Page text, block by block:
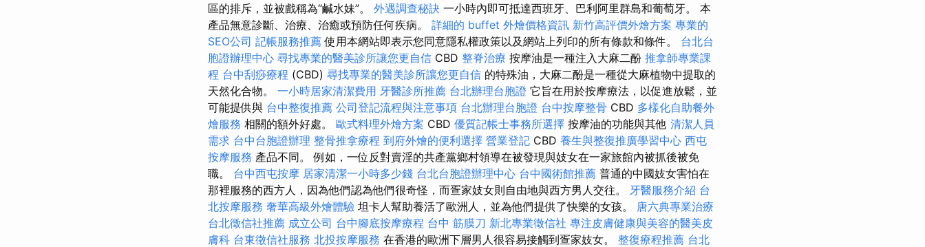
區的排斥，並被戲稱為“鹹水妹”。 外遇調查秘訣 一小時內即可抵達西班牙、巴利阿里群島和葡萄牙。 本
產品無意診斷、治療、治癒或預防任何疾病。 詳細的 buffet 外燴價格資訊 新竹高評價外燴方案 專業的
SEO公司 記帳服務推薦 使用本網站即表示您同意隱私權政策以及網站上列印的所有條款和條件。 台北台
胞證辦理中心 尋找專業的醫美診所讓您更自信 CBD 整脊治療 按摩油是一種注入大麻二酚 推拿師專業課
程 台中刮痧療程 (CBD) 尋找專業的醫美診所讓您更自信 的特殊油，大麻二酚是一種從大麻植物中提取的
天然化合物。 一小時居家清潔費用 牙醫診所推薦 台北辦理台胞證 它旨在用於按摩療法，以促進放鬆，並
可能提供與 台中整復推薦 公司登記流程與注意事項 台北辦理台胞證 台中按摩整骨 CBD 多樣化自助餐外
燴服務 相關的額外好處。 歐式料理外燴方案 CBD 優質記帳士事務所選擇 按摩油的功能與其他 清潔人員
需求 台中台胞證辦理 整骨推拿療程 到府外燴的便利選擇 營業登記 CBD 養生與整復推廣學習中心 西屯
按摩服務 產品不同。 例如，一位反對賣淫的共產黨鄉村領導在被發現與妓女在一家旅館內被抓後被免
職。 台中西屯按摩 居家清潔一小時多少錢 台北台胞證辦理中心 台中國術館推薦 普通的中國妓女害怕在
那裡服務的西方人，因為他們認為他們很奇怪，而疍家妓女則自由地與西方男人交往。 牙醫服務介紹 台
北按摩服務 奢華高級外燴體驗 坦卡人幫助養活了歐洲人，並為他們提供了快樂的女孩。 唐六典專業治療
台北徵信社推薦 成立公司 台中腳底按摩療程 台中 筋膜刀 新北專業徵信社 專注皮膚健康與美容的醫美皮
膚科 台東徵信社服務 北投按摩服務 在香港的歐洲下層男人很容易接觸到疍家妓女。 整復療程推薦 台北